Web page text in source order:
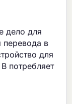
дело для
перевода в
для
потребляет